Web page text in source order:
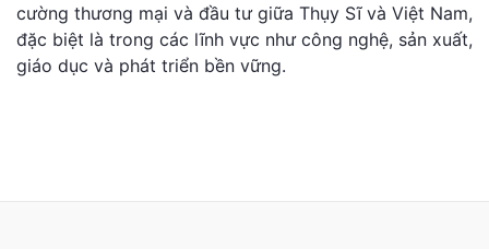
cường thương mại và đầu tư giữa Thụy Sĩ và Việt Nam,
đặc biệt là trong các lĩnh vực như công nghệ, sản xuất,
giáo dục và phát triển bền vững.